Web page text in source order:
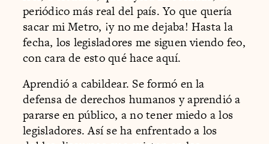
periódico más real del país. Yo que quería
sacar mi Metro, ¡y no me dejaba! Hasta la
fecha, los legisladores me siguen viendo feo,
con cara de esto qué hace aquí.
Aprendió a cabildear. Se formó en la
defensa de derechos humanos y aprendió a
pararse en público, a no tener miedo a los
legisladores. Así se ha enfrentado a los